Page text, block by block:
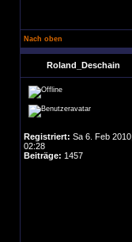
Nach oben
Roland_Deschain
Registriert: Sa 6. Feb 2010,
02:28
Beiträge: 1457